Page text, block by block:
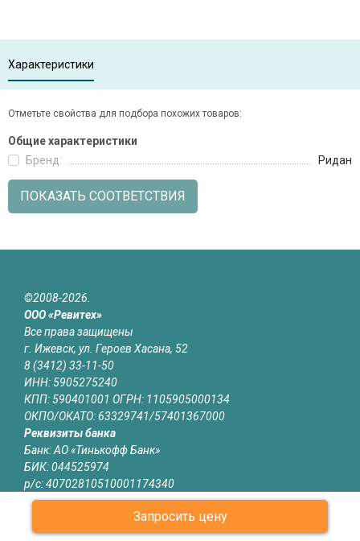
Запросить цену
Характеристики
Отметьте свойства для подбора похожих товаров:
Общие характеристики
Бренд:
Ридан
ПОКАЗАТЬ СООТВЕТСТВИЯ
©2008-2026.
ООО «Ревитех»
Все права защищены
г. Ижевск, ул. Героев Хасана, 52
8 (3412) 33-11-50
ИНН: 5905275240
КПП: 590401001 ОГРН: 1105905000134
ОКПО/ОКАТО: 63329741/57401367000
Реквизиты банка
Банк: АО «Тинькофф Банк»
БИК: 044525974
р/с: 40702810510001174340
к/с: 30101810145250000974
Юридическая информация
Информация на сайте izhevsk.revitech.ru не является публичной